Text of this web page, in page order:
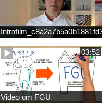
03:52
Video om FGU